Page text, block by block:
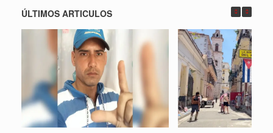
ÚLTIMOS ARTICULOS